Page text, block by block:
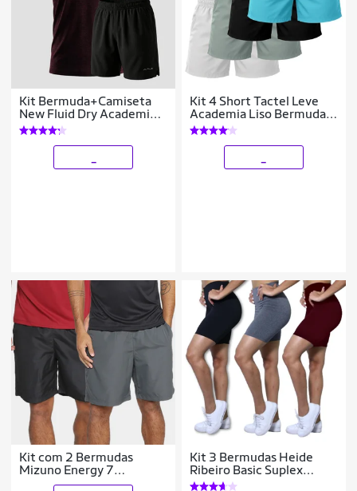
Kit Bermuda+Camiseta
New Fluid Dry Academia
Alpha
Kit 4 Short Tactel Leve
Academia Liso Bermuda
Masculina
Kit com 2 Bermudas
Mizuno Energy 7
Masculina
Kit 3 Bermudas Heide
Ribeiro Basic Suplex
Fitness